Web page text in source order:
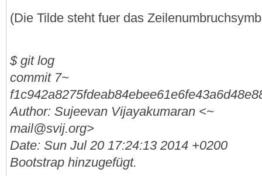
(Die Tilde steht fuer das
$ git log
commit 7~
Author: Sujeevan Vijayakumaran <~
mail@svij.org>
Date: Sun Jul 20 17:24:13 2014 +0200
Bootstrap hinzugefügt.